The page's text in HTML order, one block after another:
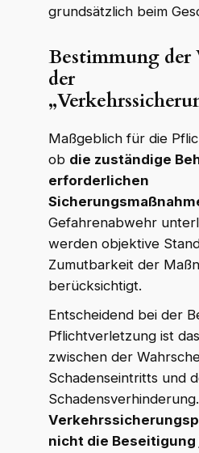
grundsätzlich beim
Bestimmung der
der
Maßgeblich für die
ob die zuständige
erforderlichen
Gefahrenabwehr
werden objektive
Zumutbarkeit der
berücksichtigt.
Entscheidend bei der
Pflichtverletzung ist
zwischen der
Schadenseintritts und
Schadensverhinderung.
nicht die Beseitigung